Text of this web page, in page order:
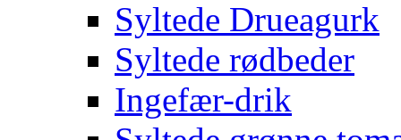
Syltede Drueagurk
Syltede rødbeder
Ingefær-drik